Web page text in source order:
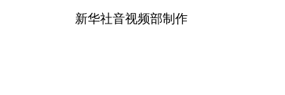
新华社音视频部制作